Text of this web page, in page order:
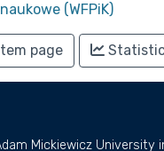
(WFPiK)
page
Mickiewicz